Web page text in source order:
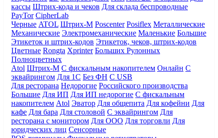
кассы Штрих-кода и чеков Для склада беспроводные
PayTor CipherLab
Черные ATOL Штрих-М Poscenter Posiflex Металлические
Механические Электромеханические Маленькие Большие
Этикеток и штрих-кодов Этикеток, чеков, штрих-кодов
Цветные Rongta Xprinter Больших Рулонных
Полноцветных
Atol Штрих-М С фискальным накопителем Онлайн С
эквайрингом Для 1С Без ФН С USB
Для ресторана Недорогие Российского производства
Большие Для ИП Для ИП недорогие С фискальным
накопителем Atol Эватор Для общепита Для кофейни Для
кафе Для бара Для столовой С эквайрингом Для
ресторана с монитором Для ООО Для торговли Для
юридческих лиц Сенсорные